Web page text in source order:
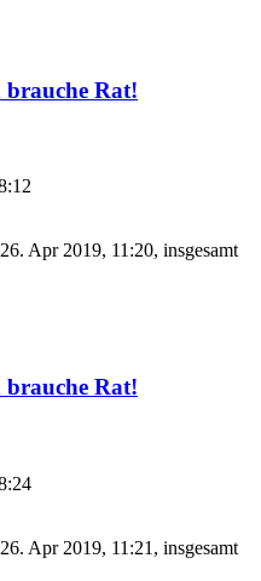
brauche Rat!
Apr 2019, 11:20, insgesamt
brauche Rat!
Apr 2019, 11:21, insgesamt